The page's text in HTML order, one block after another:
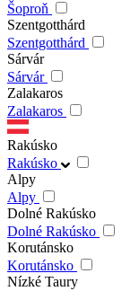
Šoproň
Szentgotthárd
Szentgotthárd
Sárvár
Sárvár
Zalakaros
Zalakaros
Rakúsko
Rakúsko
Alpy
Alpy
Dolné Rakúsko
Dolné Rakúsko
Korutánsko
Korutánsko
Nízké Taury